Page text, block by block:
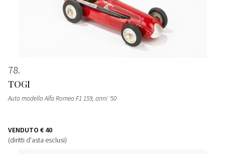
78
TOGI
Auto modello Alfa Romeo F1 159, anni '50
VENDUTO € 40
(diritti d'asta esclusi)